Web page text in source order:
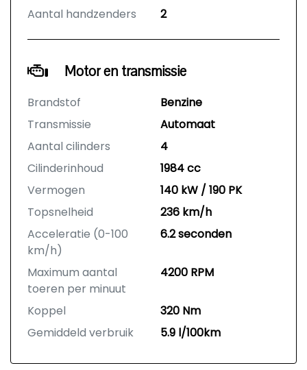
Aantal handzenders
2
Motor en transmissie
Brandstof
Benzine
Transmissie
Automaat
Aantal cilinders
4
Cilinderinhoud
1984 cc
Vermogen
140 kW / 190 PK
Topsnelheid
236 km/h
Acceleratie (0-100
km/h)
6.2 seconden
Maximum aantal
toeren per minuut
4200 RPM
Koppel
320 Nm
Gemiddeld verbruik
5.9 l/100km